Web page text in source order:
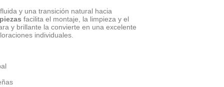
y una transición natural hacia
facilita el montaje, la limpieza y el
y brillante la convierte en una excelente
individuales.